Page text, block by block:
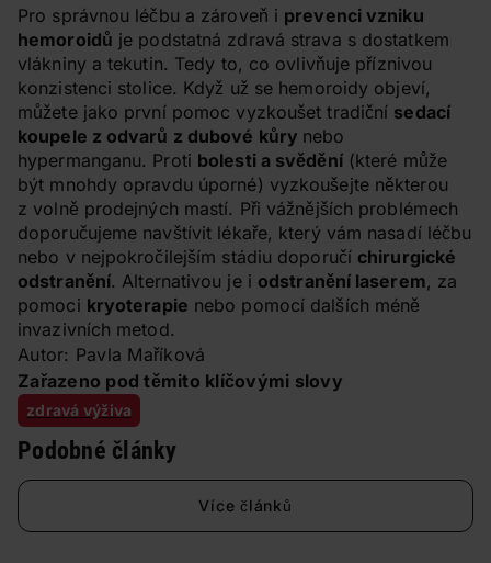
Pro správnou léčbu a zároveň i prevenci vzniku
hemoroidů je podstatná zdravá strava s dostatkem
vlákniny a tekutin. Tedy to, co ovlivňuje příznivou
konzistenci stolice. Když už se hemoroidy objeví,
můžete jako první pomoc vyzkoušet tradiční sedací
koupele z odvarů z dubové kůry nebo
hypermanganu. Proti bolesti a svědění(které může
být mnohdy opravdu úporné) vyzkoušejte některou
z volně prodejných mastí. Při vážnějších problémech
doporučujeme navštívit lékaře, který vám nasadí léčbu
nebo v nejpokročilejším stádiu doporučí chirurgické
odstranění. Alternativou je i odstranění laserem, za
pomoci kryoterapie nebo pomocí dalších méně
invazivních metod.
Autor: Pavla Maříková
Zařazeno pod těmito klíčovými slovy
zdravá výživa
Podobné články
Více článků